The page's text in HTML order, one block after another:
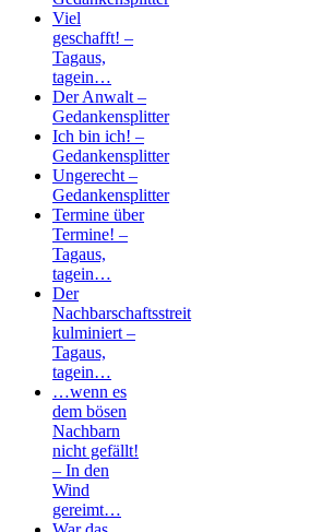
Viel
geschafft! –
Tagaus,
tagein…
Der Anwalt –
Gedankensplitter
Ich bin ich! –
Gedankensplitter
Ungerecht –
Gedankensplitter
Termine über
Termine! –
Tagaus,
tagein…
Der
Nachbarschaftsstreit
kulminiert –
Tagaus,
tagein…
…wenn es
dem bösen
Nachbarn
nicht gefällt!
– In den
Wind
gereimt…